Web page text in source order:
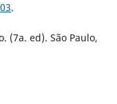
.
(7a. ed). São Paulo,